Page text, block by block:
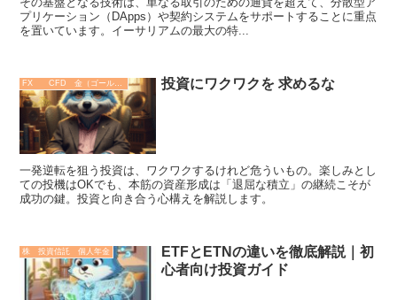
プリケーション（DApps）や契約システムをサポートすることに重点
を置いています。イーサリアムの最大の特...
投資にワクワクを 求めるな
一発逆転を狙う投資は、ワクワクするけれど危ういもの。楽しみとし
ての投機はOKでも、本筋の資産形成は「退屈な積立」の継続こそが
成功の鍵。投資と向き合う心構えを解説します。
株 投資信託 個人年金
ETFとETNの違いを徹底解説｜初
心者向け投資ガイド